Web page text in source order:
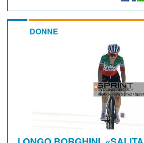
DONNE